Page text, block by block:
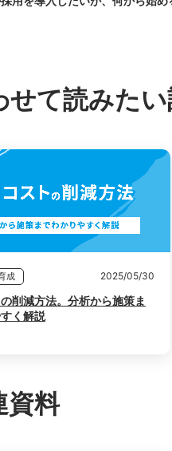
せて読みた
成 2025/05/30
削減方法。分析から施策ま
く解説
資料